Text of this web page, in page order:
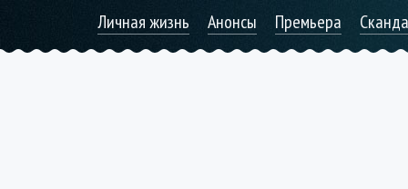
Личная жизнь Анонсы Премьера